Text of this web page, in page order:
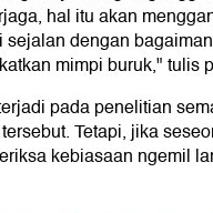
hal itu akan
dengan
mimpi buruk," tulis
pada penelitian
Tetapi, jika
kebiasaan ngemil